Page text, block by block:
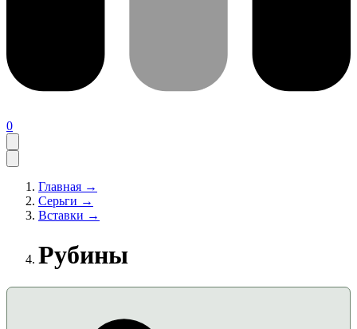
0
Главная →
Серьги →
Вставки →
Рубины